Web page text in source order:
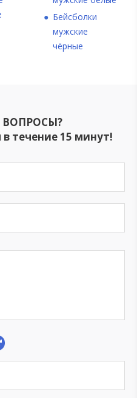
Бейсболки
мужские
чёрные
течение 15 минут!